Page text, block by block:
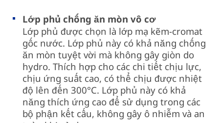
Lớp phủ chống ăn mòn vô cơ
Lớp phủ được chọn là lớp mạ kẽm-cromat
gốc nước. Lớp phủ này có khả năng chống
ăn mòn tuyệt vời mà không gây giòn do
hydro. Thích hợp cho các chi tiết chịu lực,
chịu ứng suất cao, có thể chịu được nhiệt
độ lên đến 300°C. Lớp phủ này có khả
năng thích ứng cao để sử dụng trong các
bộ phận kết cấu, không gây ô nhiễm và an